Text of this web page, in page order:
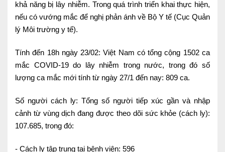
khả năng bị lây nhiễm. Trong quá trình triển khai thực hiện,
nếu có vướng mắc để nghị phản ánh về Bộ Y tế (Cục Quản
lý Môi trường y tế).
Tính đến 18h ngày 23/02: Việt Nam có tổng cộng 1502 ca
mắc COVID-19 do lây nhiễm trong nước, trong đó số
lượng ca mắc mới tính từ ngày 27/1 đến nay: 809 ca.
Số người cách ly: Tổng số người tiếp xúc gần và nhập
cảnh từ vùng dịch đang được theo dõi sức khỏe (cách ly):
107.685, trong đó:
- Cách ly tập trung tại bệnh viện: 596